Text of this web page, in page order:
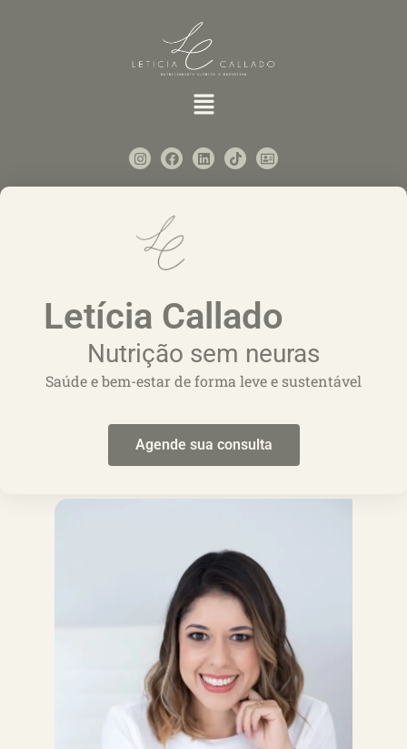
Letícia Callado
Nutrição sem neuras
Saúde e bem-estar de forma leve e sustentável
Agende sua consulta